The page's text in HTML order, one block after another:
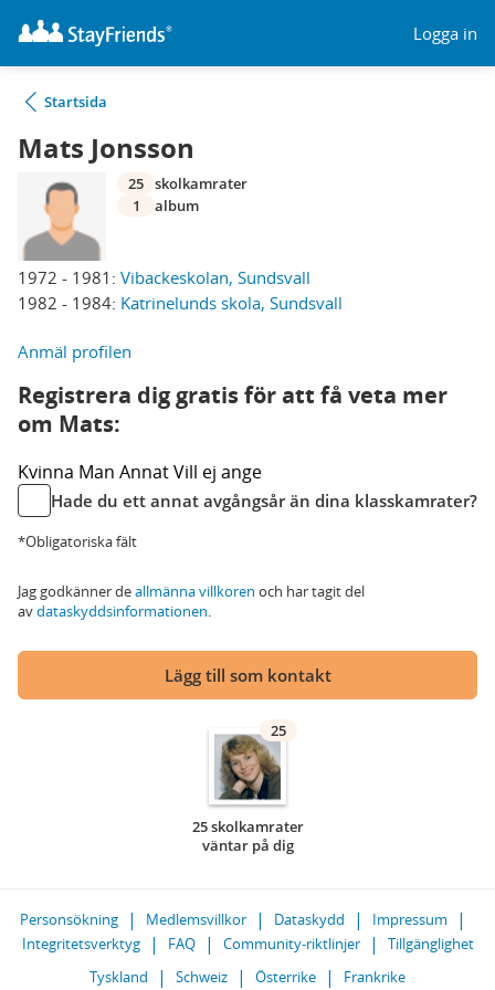
Logga in
Startsida
Mats Jonsson
1972 - 1981: Vibackeskolan, Sundsvall
1982 - 1984: Katrinelunds skola, Sundsvall
25 skolkamrater
1
album
Anmäl profilen
Registrera dig gratis för att få veta mer
om Mats:
Kvinna Man AnnatVill ej ange
Hade du ett annat avgångsår än dina klasskamrater?
*Obligatoriska fält
Jag godkänner deallmänna villkoren och har tagit del
avdataskyddsinformationen.
Lägg till som kontakt
25
25 skolkamrater
väntar på dig
Personsökning Medlemsvillkor Dataskydd
Impressum
Integritetsverktyg
FAQ Community-riktlinjer
Tillgänglighet
Tyskland
Schweiz Österrike Frankrike